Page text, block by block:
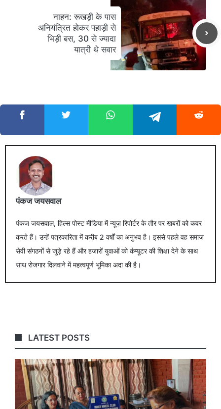
नाहन: रूखड़ी के पास
अनियंत्रित होकर पहाड़ी से
भिड़ी बस, 30 से ज्यादा
यात्री थे सवार
पंकज जयसवाल
पंकज जयसवाल, हिल्स पोस्ट मीडिया में न्यूज़ रिपोर्टर के तौर पर खबरों को कवर
करते हैं। उन्हें पत्रकारिता में करीब 2 वर्षों का अनुभव है। इससे पहले वह समाज
सेवी संगठनों से जुड़े रहे हैं और हजारों युवाओं को कंप्यूटर की शिक्षा देने के साथ
साथ रोजगार दिलवाने में महत्वपूर्ण भूमिका अदा की है।
LATEST POSTS